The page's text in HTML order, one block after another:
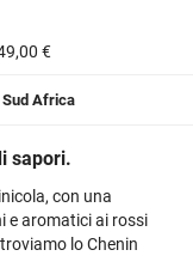
€
Sud Africa
sapori.
con una
e aromatici ai rossi
lo Chenin